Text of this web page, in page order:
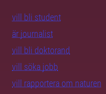
vill bli student
är journalist
vill bli doktorand
vill söka jobb
vill rapportera om naturen